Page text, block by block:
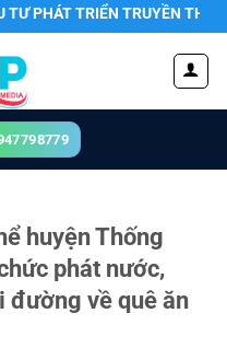
TRUYỀN THÔNG 24/7
huyện Thống
phát nước,
đường về quê ăn